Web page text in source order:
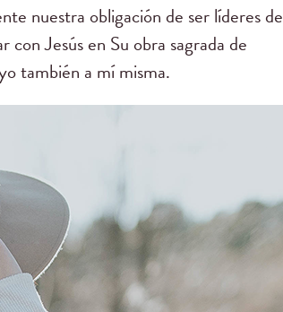
nuestra obligación de ser líderes de
con Jesús en Su obra sagrada de
también a mí misma.